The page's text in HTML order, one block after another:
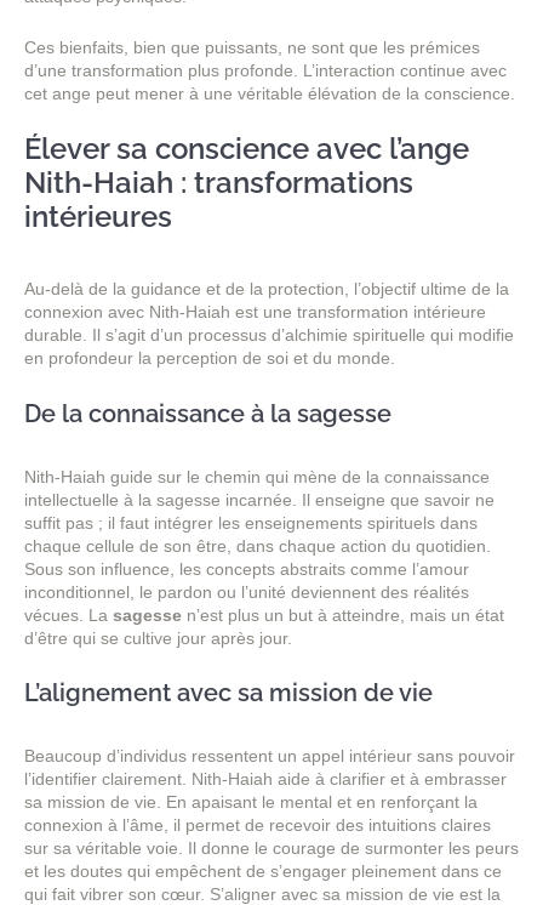
Ces bienfaits, bien que puissants, ne sont que les prémices
d’une transformation plus profonde. L’interaction continue avec
cet ange peut mener à une véritable élévation de la conscience.
Élever sa conscience avec l’ange
Nith-Haiah : transformations
intérieures
Au-delà de la guidance et de la protection, l’objectif ultime de la
connexion avec Nith-Haiah est une transformation intérieure
durable. Il s’agit d’un processus d’alchimie spirituelle qui modifie
en profondeur la perception de soi et du monde.
De la connaissance à la sagesse
Nith-Haiah guide sur le chemin qui mène de la connaissance
intellectuelle à la sagesse incarnée. Il enseigne que savoir ne
suffit pas ; il faut intégrer les enseignements spirituels dans
chaque cellule de son être, dans chaque action du quotidien.
Sous son influence, les concepts abstraits comme l’amour
inconditionnel, le pardon ou l’unité deviennent des réalités
vécues. La sagesse n’est plus un but à atteindre, mais un état
d’être qui se cultive jour après jour.
L’alignement avec sa mission de vie
Beaucoup d’individus ressentent un appel intérieur sans pouvoir
l’identifier clairement. Nith-Haiah aide à clarifier et à embrasser
sa mission de vie. En apaisant le mental et en renforçant la
connexion à l’âme, il permet de recevoir des intuitions claires
sur sa véritable voie. Il donne le courage de surmonter les peurs
et les doutes qui empêchent de s’engager pleinement dans ce
qui fait vibrer son cœur. S’aligner avec sa mission de vie est la